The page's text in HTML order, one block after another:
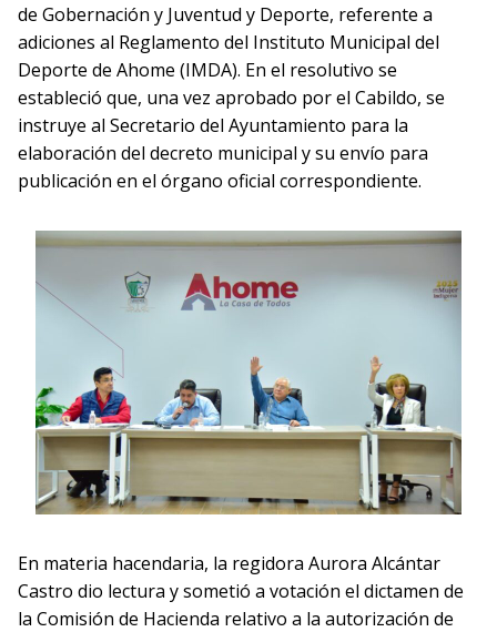
de Gobernación y Juventud y Deporte, referente a
adiciones al Reglamento del Instituto Municipal del
Deporte de Ahome (IMDA). En el resolutivo se
estableció que, una vez aprobado por el Cabildo, se
instruye al Secretario del Ayuntamiento para la
elaboración del decreto municipal y su envío para
publicación en el órgano oficial correspondiente.
En materia hacendaria, la regidora Aurora Alcántar
Castro dio lectura y sometió a votación el dictamen de
la Comisión de Hacienda relativo a la autorización de